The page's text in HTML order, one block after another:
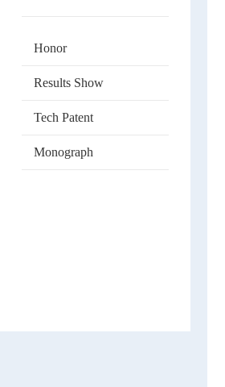
Honor
Results Show
Tech Patent
Monograph